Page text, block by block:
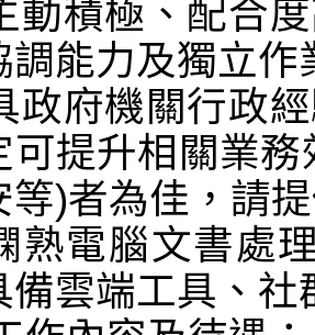
調能力及獨立作
可提升相關業
等)者為佳，請
備雲端工具、社